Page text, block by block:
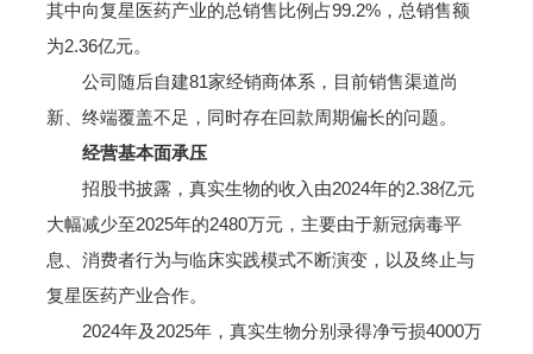
其中向复星医药产业的总销售比例占99.2%，总销售额
为2.36亿元。
公司随后自建81家经销商体系，目前销售渠道尚
新、终端覆盖不足，同时存在回款周期偏长的问题。
经营基本面承压
招股书披露，真实生物的收入由2024年的2.38亿元
大幅减少至2025年的2480万元，主要由于新冠病毒平
息、消费者行为与临床实践模式不断演变，以及终止与
复星医药产业合作。
2024年及2025年，真实生物分别录得净亏损4000万